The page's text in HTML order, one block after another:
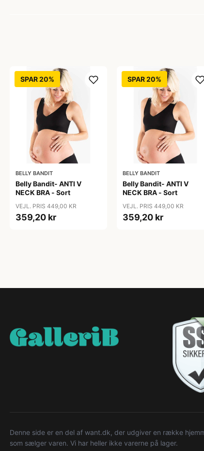
SPAR 20%
BELLY BANDIT
Belly Bandit- ANTI V
NECK BRA - Sort
VEJL. PRIS 449,00 KR
359,20 kr
SPAR 20%
BELLY BANDIT
Belly Bandit- ANTI V
NECK BRA - Sort
VEJL. PRIS 449,00 KR
359,20 kr
Denne side er en del af want.dk, der udgiver en række
som sælger varen. Vi har heller ikke varerne på lager.